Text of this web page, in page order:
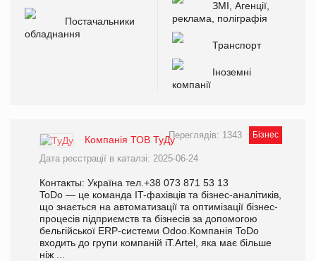
Постачальники
обладнання
ЗМІ, Агенції,
реклама, поліграфія
Транспорт
Іноземні
компанії
Переглядів: 1343 Бізнес
Компанія ТОВ ТуДу
Дата реєстрації в каталзі: 2025-06-24
Контакты: Україна тел.+38 073 871 53 13
ToDo — це команда IT-фахівців та бізнес-аналітиків,
що знається на автоматизації та оптимізації бізнес-
процесів підприємств та бізнесів за допомогою
бельгійської ERP-системи Odoo.Компанія ToDo
входить до групи компаній iT.Artel, яка має більше
ніж ...